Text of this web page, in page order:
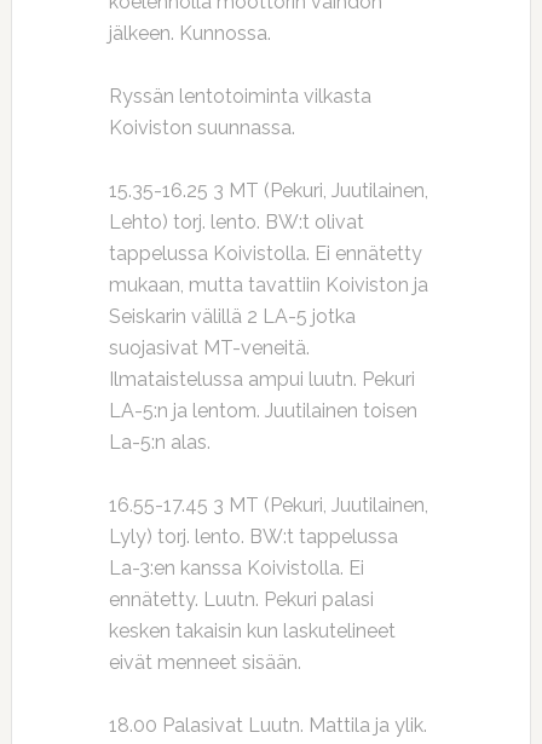
jälkeen. Kunnossa.
Ryssän lentotoiminta vilkasta
Koiviston suunnassa.
15.35-16.25 3 MT (Pekuri, Juutilainen,
Lehto) torj. lento. BW:t olivat
tappelussa Koivistolla. Ei ennätetty
mukaan, mutta tavattiin Koiviston ja
Seiskarin välillä 2 LA-5 jotka
suojasivat MT-veneitä.
Ilmataistelussa ampui luutn. Pekuri
LA-5:n ja lentom. Juutilainen toisen
La-5:n alas.
16.55-17.45 3 MT (Pekuri, Juutilainen,
Lyly) torj. lento. BW:t tappelussa
La-3:en kanssa Koivistolla. Ei
ennätetty. Luutn. Pekuri palasi
kesken takaisin kun laskutelineet
eivät menneet sisään.
18.00 Palasivat Luutn. Mattila ja ylik.